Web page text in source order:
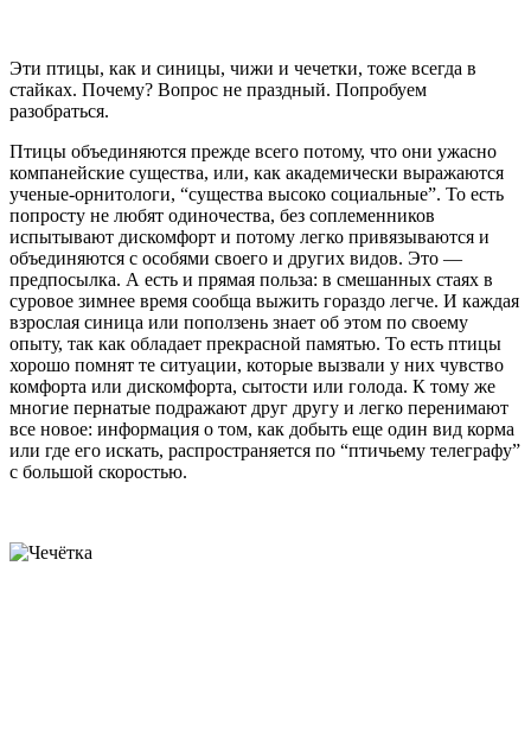
Эти птицы, как и синицы, чижи и чечетки, тоже всегда в
стайках. Почему? Вопрос не праздный. Попробуем
разобраться.
Птицы объединяются прежде всего потому, что они ужасно
компанейские существа, или, как академически выражаются
ученые-орнитологи, “существа высоко социальные”. То есть
попросту не любят одиночества, без соплеменников
испытывают дискомфорт и потому легко привязываются и
объединяются с особями своего и других видов. Это —
предпосылка. А есть и прямая польза: в смешанных стаях в
суровое зимнее время сообща выжить гораздо легче. И каждая
взрослая синица или поползень знает об этом по своему
опыту, так как обладает прекрасной памятью. То есть птицы
хорошо помнят те ситуации, которые вызвали у них чувство
комфорта или дискомфорта, сытости или голода. К тому же
многие пернатые подражают друг другу и легко перенимают
все новое: информация о том, как добыть еще один вид корма
или где его искать, распространяется по “птичьему телеграфу”
с большой скоростью.